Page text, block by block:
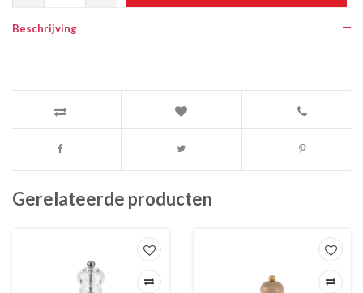
Beschrijving
Gerelateerde producten